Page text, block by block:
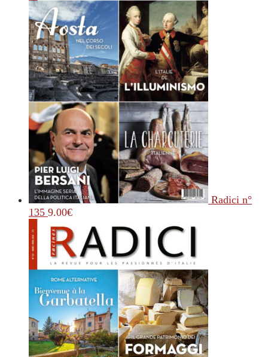
Radici n°
135 9.00€